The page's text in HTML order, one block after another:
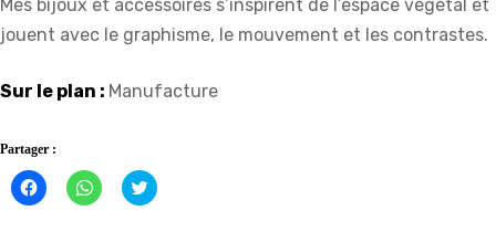
Mes bijoux et accessoires s’inspirent de l’espace végétal et
jouent avec le graphisme, le mouvement et les contrastes.
Sur le plan : Manufacture
Partager :
Cliquez
pour
Cliquez
pour
Click
to